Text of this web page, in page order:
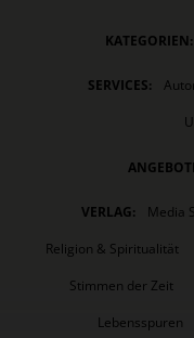
KATEGORIEN:
SERVICES:
VERLAG:
Media
Religion & Spiritualität
Stimmen der Zeit
Lebensspuren